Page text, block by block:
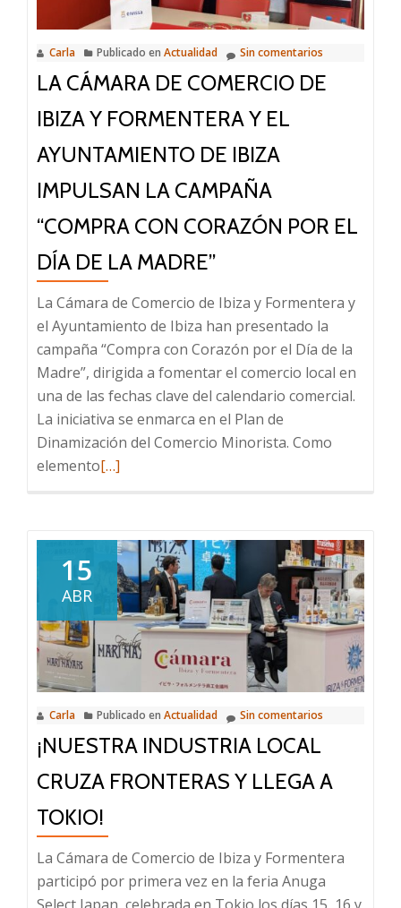
convenio
con
la
Cámara
Comercio
para
el
emprendimiento
apoyar
tejido
empresarial
del
municipio
Carla Publicado en Actualidad Sin comentarios
LA CÁMARA DE COMERCIO DE
IBIZA Y FORMENTERA Y EL
AYUNTAMIENTO DE IBIZA
IMPULSAN LA CAMPAÑA
“COMPRA CON CORAZÓN POR EL
DÍA DE LA MADRE”
La Cámara de Comercio de Ibiza y Formentera y
el Ayuntamiento de Ibiza han presentado la
campaña “Compra con Corazón por el Día de la
Madre”, dirigida a fomentar el comercio local en
una de las fechas clave del calendario comercial.
La iniciativa se enmarca en el Plan de
Dinamización del Comercio Minorista. Como
elementoLeer
Cámara
Comercio
de
Ibiza
Formentera
y
el
de
Ibiza
impulsan
la
campaña
[…]
15
ABR
Carla Publicado en Actualidad Sin comentarios
¡NUESTRA INDUSTRIA LOCAL
CRUZA FRONTERAS Y LLEGA A
TOKIO!
La Cámara de Comercio de Ibiza y Formentera
participó por primera vez en la feria Anuga